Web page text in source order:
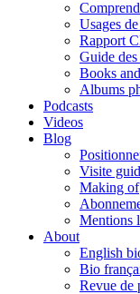
Usages
Rapport
Guide
Books
Albums
Podcasts
Videos
Blog
Visite
Making of
Mentions
About
English
Bio
Revue de